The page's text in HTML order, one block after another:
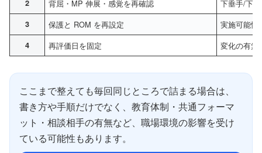
2 背屈・MP 伸展・感覚を再確認 下垂手/下
3 保護と ROM を再設定 実施可能性
4 再評価日を固定 変化の有無
ここまで整えても毎回同じところで詰まる場合は、
書き方や手順だけでなく、教育体制・共通フォーマ
ット・相談相手の有無など、職場環境の影響を受け
ている可能性もあります。